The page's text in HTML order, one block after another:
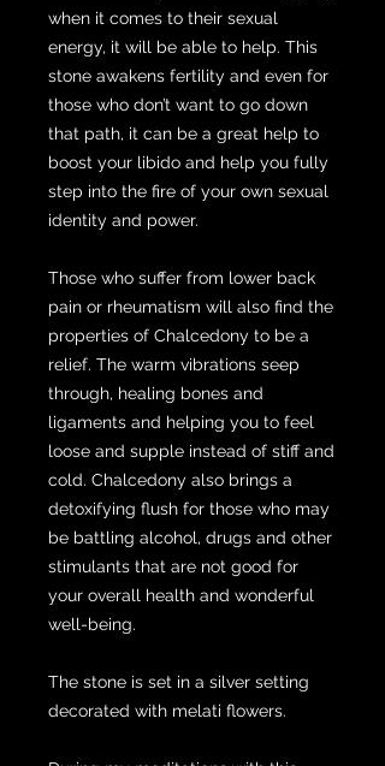
when it comes to their sexual
energy, it will be able to help. This
stone awakens fertility and even for
those who don’t want to go down
that path, it can be a great help to
boost your libido and help you fully
step into the fire of your own sexual
identity and power.
Those who suffer from lower back
pain or rheumatism will also find the
properties of Chalcedony to be a
relief. The warm vibrations seep
through, healing bones and
ligaments and helping you to feel
loose and supple instead of stiff and
cold. Chalcedony also brings a
detoxifying flush for those who may
be battling alcohol, drugs and other
stimulants that are not good for
your overall health and wonderful
well-being.
The stone is set in a silver setting
decorated with melati flowers.